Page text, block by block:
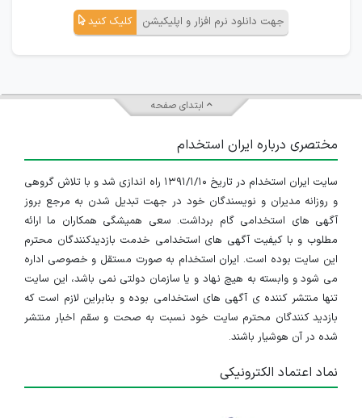
جهت دانلود نرم افزار و اپلیکیشن کلیک کنید
ابتدای صفحه
مختصری درباره ایران استخدام
سایت ایران استخدام در تاریخ ۱۳۹۱/۱/۱۰ راه اندازی شد و با تلاش گروهی
و روزانه مدیران و نویسندگان خود در جهت تبدیل شدن به مرجع بروز
آگهی های استخدامی گام برداشت. سعی همیشگی همکاران ما ارائه
مطلوب و با کیفیت آگهی های استخدامی خدمت بازدیدکنندگان محترم
این سایت بوده است. ایران استخدام به صورت مستقل و خصوصی اداره
می شود و وابسته به هیچ نهاد و یا سازمان دولتی نمی باشد، این سایت
تنها منتشر کننده ی آگهی های استخدامی بوده و بنابراین لازم است که
بازدید کنندگان محترم سایت خود نسبت به صحت و سقم اخبار منتشر
شده در آن هوشیار باشند.
نماد اعتماد الکترونیکی